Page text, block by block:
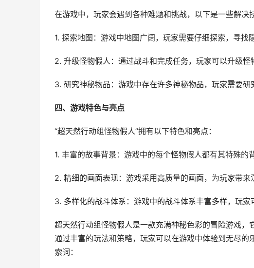
在游戏中，玩家会遇到各种难题和挑战，以下是一些解决
1. 探索地图：游戏中地图广阔，玩家需要仔细探索，寻找
2. 升级怪物假人：通过战斗和完成任务，玩家可以升级怪
3. 研究神秘物品：游戏中存在许多神秘物品，玩家需要研
四、游戏特色与亮点
“超天然行动组怪物假人”拥有以下特色和亮点：
1. 丰富的故事背景：游戏中的每个怪物假人都有其特殊的
2. 精细的画面表现：游戏采用高质量的画面，为玩家带来
3. 多样化的战斗体系：游戏中的战斗体系丰富多样，玩家
超天然行动组怪物假人是一款充满神秘色彩的冒险游戏，
通过丰富的玩法和策略，玩家可以在游戏中体验到无尽的
索词：